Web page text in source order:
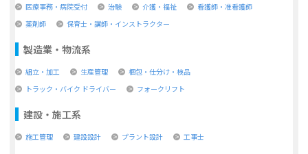
医療事務・病院受付 治験 介護・福祉
看護師・准看護師
薬剤師
保育士・講師・インストラクター
製造業・物流系
組立・加工 生産管理
梱包・仕分け・検品
トラック・バイク ドライバー
フォークリフト
建設・施工系
施工管理 建設設計 プラント設計 工事士